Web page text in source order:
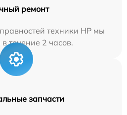
ремонт
техники HP мы
течение 2 часов.
запчасти